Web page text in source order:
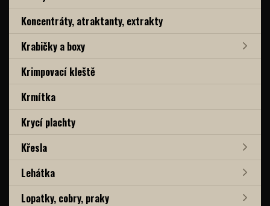
Koncentráty, atraktanty, extrakty
Krabičky a boxy
Krimpovací kleště
Krmítka
Krycí plachty
Křesla
Lehátka
Lopatky, cobry, praky